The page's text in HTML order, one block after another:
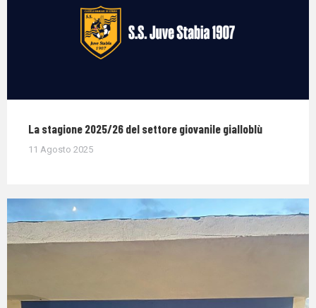
La stagione 2025/26 del settore giovanile gialloblù
11 Agosto 2025